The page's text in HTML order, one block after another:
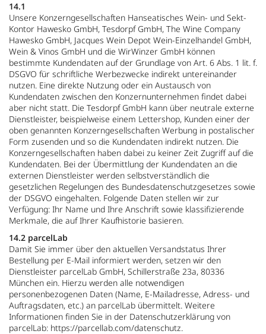
14.1
Unsere Konzerngesellschaften Hanseatisches Wein- und Sekt-
Kontor Hawesko GmbH, Tesdorpf GmbH, The Wine Company
Hawesko GmbH, Jacques Wein Depot Wein-Einzelhandel GmbH,
Wein & Vinos GmbH und die WirWinzer GmbH können
bestimmte Kundendaten auf der Grundlage von Art. 6 Abs. 1 lit. f.
DSGVO für schriftliche Werbezwecke indirekt untereinander
nutzen. Eine direkte Nutzung oder ein Austausch von
Kundendaten zwischen den Konzernunternehmen findet dabei
aber nicht statt. Die Tesdorpf GmbH kann über neutrale externe
Dienstleister, beispielweise einem Lettershop, Kunden einer der
oben genannten Konzerngesellschaften Werbung in postalischer
Form zusenden und so die Kundendaten indirekt nutzen. Die
Konzerngesellschaften haben dabei zu keiner Zeit Zugriff auf die
Kundendaten. Bei der Übermittlung der Kundendaten an die
externen Dienstleister werden selbstverständlich die
gesetzlichen Regelungen des Bundesdatenschutzgesetzes sowie
der DSGVO eingehalten. Folgende Daten stellen wir zur
Verfügung: Ihr Name und Ihre Anschrift sowie klassifizierende
Merkmale, die auf Ihrer Kaufhistorie basieren.
14.2 parcelLab
Damit Sie immer über den aktuellen Versandstatus Ihrer
Bestellung per E-Mail informiert werden, setzen wir den
Dienstleister parcelLab GmbH, Schillerstraße 23a, 80336
München ein. Hierzu werden alle notwendigen
personenbezogenen Daten (Name, E-Mailadresse, Adress- und
Auftragsdaten, etc.) an parcelLab übermittelt. Weitere
Informationen finden Sie in der Datenschutzerklärung von
parcelLab: https://parcellab.com/datenschutz.